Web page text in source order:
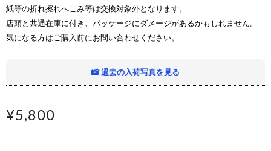
紙等の折れ擦れへこみ等は交換対象外となります。
店頭と共通在庫に付き、パッケージにダメージがあるかもしれません。
気になる方はご購入前にお問い合わせください。
📸 過去の入荷写真を見る
¥5,800